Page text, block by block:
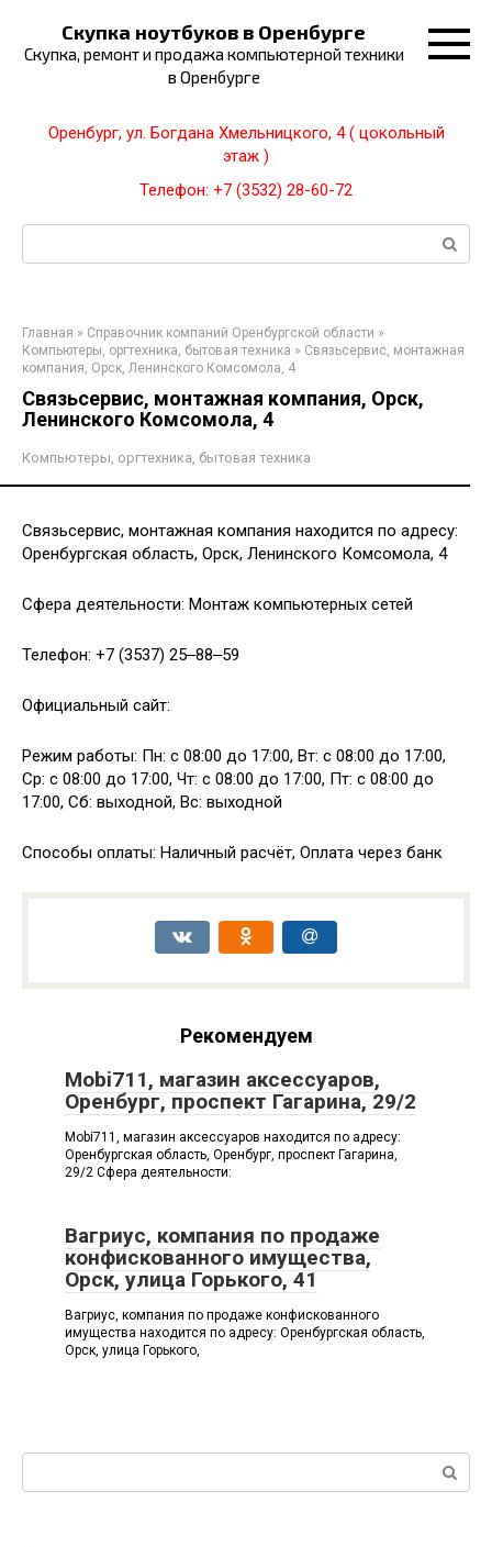
контенту
Скупка ноутбуков в Оренбурге
Скупка, ремонт и продажа компьютерной техники
в Оренбурге
Оренбург, ул. Богдана Хмельницкого, 4 ( цокольный
этаж )
Телефон: +7 (3532) 28-60-72
Поиск:
Главная » Справочник компаний Оренбургской области »
Компьютеры, оргтехника, бытовая техника » Связьсервис, монтажная
компания, Орск, Ленинского Комсомола, 4
Связьсервис, монтажная компания, Орск,
Ленинского Комсомола, 4
Компьютеры, оргтехника, бытовая техника
Связьсервис, монтажная компания находится по адресу:
Оренбургская область, Орск, Ленинского Комсомола, 4
Сфера деятельности: Монтаж компьютерных сетей
Телефон: +7 (3537) 25‒88‒59
Официальный сайт:
Режим работы: Пн: с 08:00 до 17:00, Вт: с 08:00 до 17:00,
Ср: с 08:00 до 17:00, Чт: с 08:00 до 17:00, Пт: с 08:00 до
17:00, Сб: выходной, Вс: выходной
Способы оплаты: Наличный расчёт, Оплата через банк
Рекомендуем
Mobi711, магазин аксессуаров,
Оренбург, проспект Гагарина, 29/2
Mobi711, магазин аксессуаров находится по адресу:
Оренбургская область, Оренбург, проспект Гагарина,
29/2 Сфера деятельности:
Вагриус, компания по продаже
конфискованного имущества,
Орск, улица Горького, 41
Вагриус, компания по продаже конфискованного
имущества находится по адресу: Оренбургская область,
Орск, улица Горького,
Поиск: